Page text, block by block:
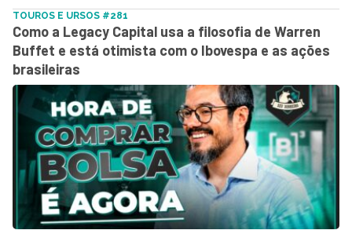
TOUROS E URSOS #281
Como a Legacy Capital usa a filosofia de Warren
Buffet e está otimista com o Ibovespa e as ações
brasileiras